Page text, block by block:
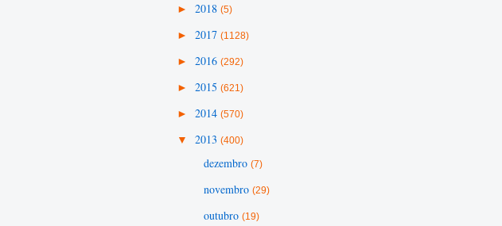
► 2018 (5)
► 2017 (1128)
► 2016 (292)
► 2015 (621)
► 2014 (570)
▼ 2013 (400)
dezembro (7)
novembro (29)
outubro (19)